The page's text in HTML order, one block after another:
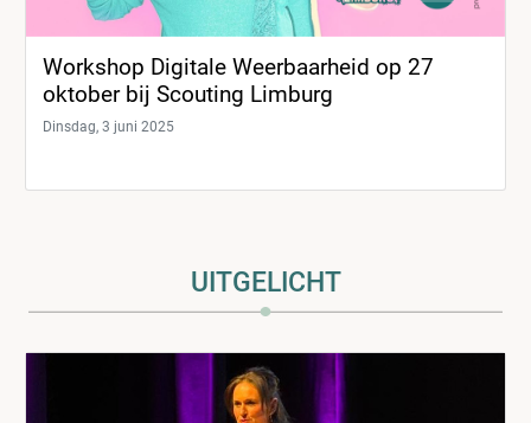
Workshop Digitale Weerbaarheid op 27
oktober bij Scouting Limburg
Dinsdag, 3 juni 2025
UITGELICHT